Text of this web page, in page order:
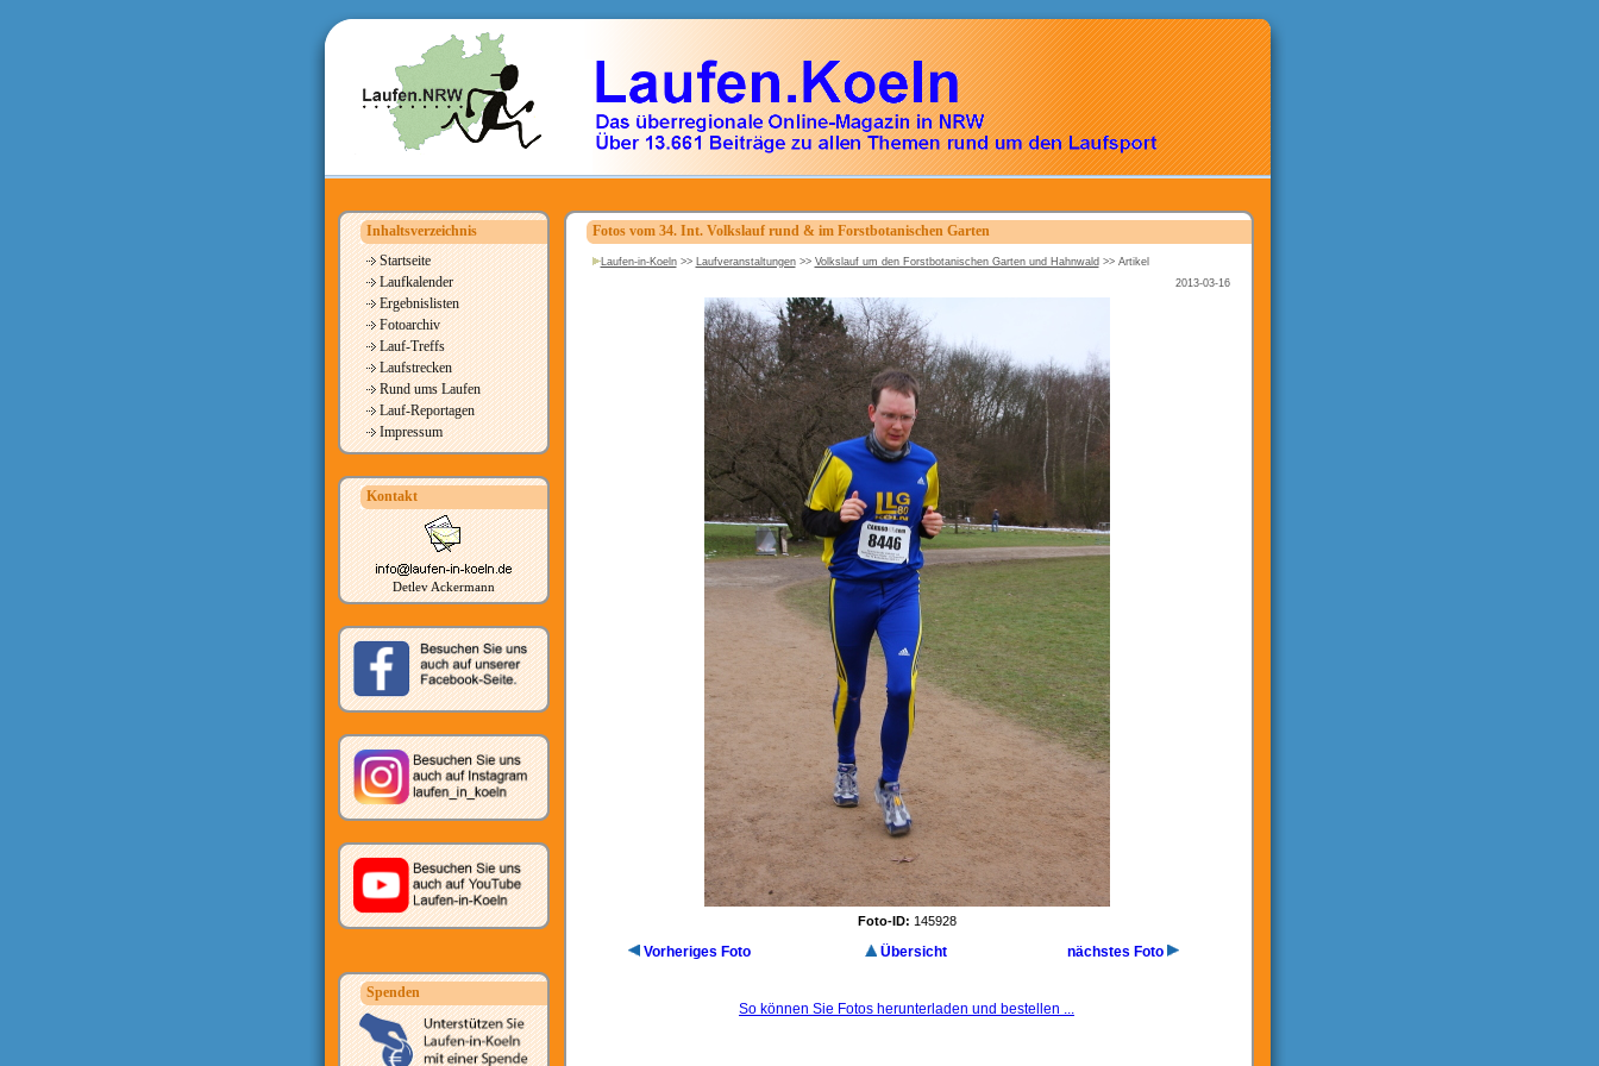
Inhaltsverzeichnis
Startseite
Laufkalender
Ergebnislisten
Fotoarchiv
Lauf-Treffs
Laufstrecken
Rund ums Laufen
Lauf-Reportagen
Impressum
Kontakt
Detlev Ackermann
Spenden
Fotos vom 34. Int. Volkslauf rund & im Forstbotanischen Garten
Laufen-in-Koeln>> Laufveranstaltungen>> Volkslauf um den Forstbotanischen Garten und Hahnwald >> Artikel
2013-03-16
Foto-ID: 145928
Vorheriges Foto Übersicht nächstes Foto
So können Sie Fotos herunterladen und bestellen ...